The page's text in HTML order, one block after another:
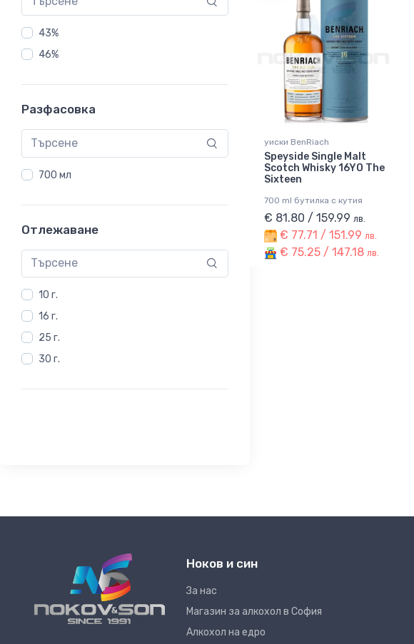
43%
46%
Разфасовка
700 мл
Отлежаване
10 г.
16 г.
25 г.
30 г.
уиски BenRiach
Speyside Single Malt
Scotch Whisky 16YO The
Sixteen
700 ml бутилка с кутия
€ 81.80 / 159.99 лв.
€ 77.71 / 151.99 лв.
€ 75.25 / 147.18 лв.
Ноков и син
За нас
Магазин за алкохол в София
Алкохол на едро